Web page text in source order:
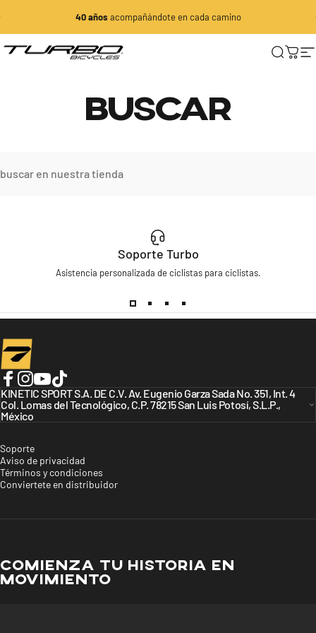
40 años acompañándote en cada camino
Turbo Bicycles Buscar
Buscar
Soporte Turbo
Asistencia personalizada de ciclistas para ciclistas.
Turbo Bicycles
Facebook
Instagram
YouTube
TikTok
Soporte
Aviso de privacidad
Términos y condiciones
Conviertete en distribuidor
KINETIC SPORT S.A. DE C.V. Av. Eugenio Garza Sada No. 351, Int. 4
Col. Lomas del Tecnológico, C.P. 78215 San Luis Potosí, S.L.P.,
México
COMIENZA TU HISTORIA EN
MOVIMIENTO